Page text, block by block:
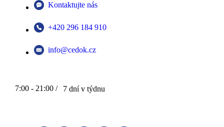
Kontaktujte nás
+420 296 184 910
info@cedok.cz
7:00 - 21:00 / 7 dní v týdnu